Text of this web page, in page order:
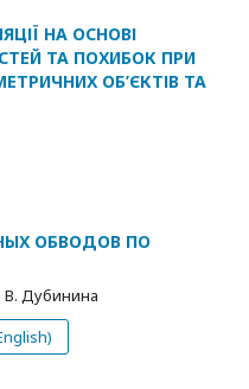
НА ОСНОВІ
ТА ПОХИБОК ПРИ
ОБ’ЄКТІВ ТА
ОБВОДОВ ПО
В. Дубинина